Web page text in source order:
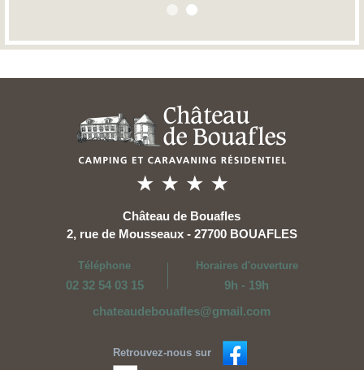
Château de Bouafles
2, rue de Mousseaux - 27700 BOUAFLES
Téléphone
02 32 54 03 15
Horaires d'ouverture
9h - 19h
chateaudebouafles@gmail.com
Retrouvez-nous sur